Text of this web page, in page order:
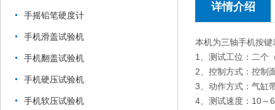
手摇铅笔硬度计
手机滑盖试验机
手机翻盖试验机
手机硬压试验机
手机软压试验机
详情介绍
本机为三轴手机按
1、测试工位：二个
2、控制方式：控制
3、动作方式：气缸
4、测试速度：10～